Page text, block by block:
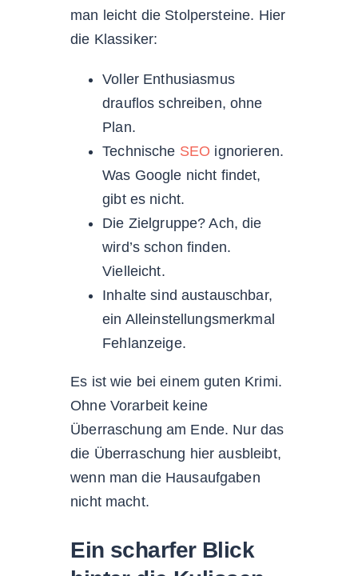
man leicht die Stolpersteine. Hier
die Klassiker:
Voller Enthusiasmus
drauflos schreiben, ohne
Plan.
Technische SEO ignorieren.
Was Google nicht findet,
gibt es nicht.
Die Zielgruppe? Ach, die
wird’s schon finden.
Vielleicht.
Inhalte sind austauschbar,
ein Alleinstellungsmerkmal
Fehlanzeige.
Es ist wie bei einem guten Krimi.
Ohne Vorarbeit keine
Überraschung am Ende. Nur das
die Überraschung hier ausbleibt,
wenn man die Hausaufgaben
nicht macht.
Ein scharfer Blick